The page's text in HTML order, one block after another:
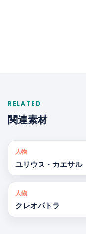
RELATED
関連素材
人物
ユリウス・カエサル
人物
クレオパトラ